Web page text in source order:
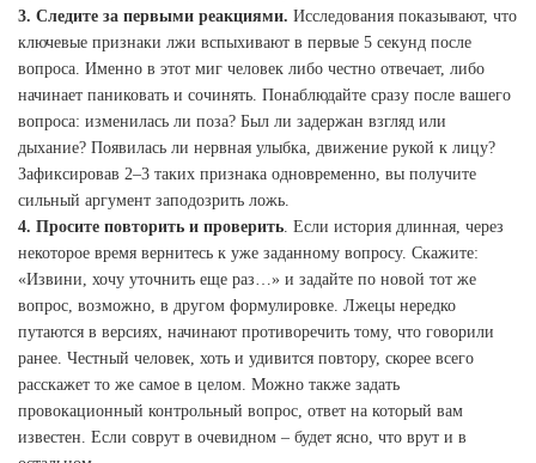
3. Следите за первыми реакциями. Исследования показывают, что
ключевые признаки лжи вспыхивают в первые 5 секунд после
вопроса. Именно в этот миг человек либо честно отвечает, либо
начинает паниковать и сочинять. Понаблюдайте сразу после вашего
вопроса: изменилась ли поза? Был ли задержан взгляд или
дыхание? Появилась ли нервная улыбка, движение рукой к лицу?
Зафиксировав 2–3 таких признака одновременно, вы получите
сильный аргумент заподозрить ложь.
4. Просите повторить и проверить . Если история длинная, через
некоторое время вернитесь к уже заданному вопросу. Скажите:
«Извини, хочу уточнить еще раз…» и задайте по новой тот же
вопрос, возможно, в другом формулировке. Лжецы нередко
путаются в версиях, начинают противоречить тому, что говорили
ранее. Честный человек, хоть и удивится повтору, скорее всего
расскажет то же самое в целом. Можно также задать
провокационный контрольный вопрос, ответ на который вам
известен. Если соврут в очевидном – будет ясно, что врут и в